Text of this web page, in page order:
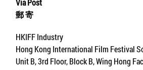
Via Post
郵 寄
HKIFF Industry
Hong Kong International Film Festival
Unit B, 3rd Floor, Block B, Wing Hong